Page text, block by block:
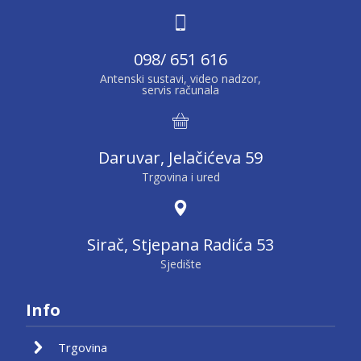
098/ 651 616
Antenski sustavi, video nadzor,
servis računala
Daruvar, Jelačićeva 59
Trgovina i ured
Sirač, Stjepana Radića 53
Sjedište
Info
Trgovina